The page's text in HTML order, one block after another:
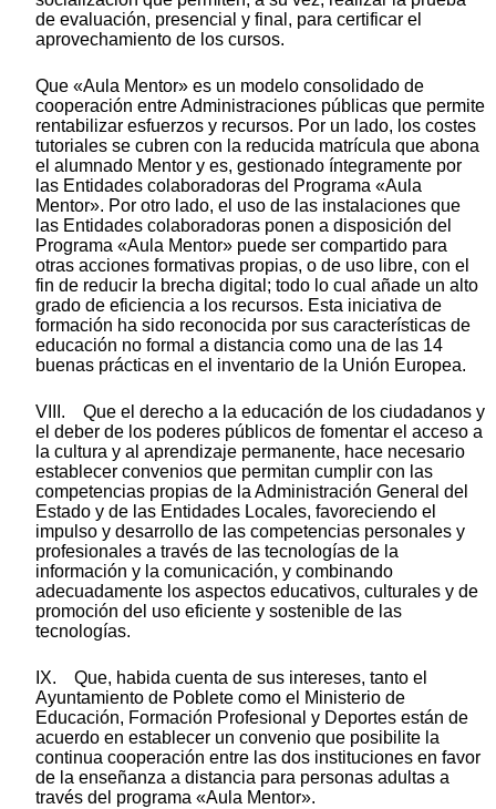
de evaluación, presencial y final, para certificar el
aprovechamiento de los cursos.
Que «Aula Mentor» es un modelo consolidado de
cooperación entre Administraciones públicas que permite
rentabilizar esfuerzos y recursos. Por un lado, los costes
tutoriales se cubren con la reducida matrícula que abona
el alumnado Mentor y es, gestionado íntegramente por
las Entidades colaboradoras del Programa «Aula
Mentor». Por otro lado, el uso de las instalaciones que
las Entidades colaboradoras ponen a disposición del
Programa «Aula Mentor» puede ser compartido para
otras acciones formativas propias, o de uso libre, con el
fin de reducir la brecha digital; todo lo cual añade un alto
grado de eficiencia a los recursos. Esta iniciativa de
formación ha sido reconocida por sus características de
educación no formal a distancia como una de las 14
buenas prácticas en el inventario de la Unión Europea.
VIII. Que el derecho a la educación de los ciudadanos y
el deber de los poderes públicos de fomentar el acceso a
la cultura y al aprendizaje permanente, hace necesario
establecer convenios que permitan cumplir con las
competencias propias de la Administración General del
Estado y de las Entidades Locales, favoreciendo el
impulso y desarrollo de las competencias personales y
profesionales a través de las tecnologías de la
información y la comunicación, y combinando
adecuadamente los aspectos educativos, culturales y de
promoción del uso eficiente y sostenible de las
tecnologías.
IX. Que, habida cuenta de sus intereses, tanto el
Ayuntamiento de Poblete como el Ministerio de
Educación, Formación Profesional y Deportes están de
acuerdo en establecer un convenio que posibilite la
continua cooperación entre las dos instituciones en favor
de la enseñanza a distancia para personas adultas a
través del programa «Aula Mentor».